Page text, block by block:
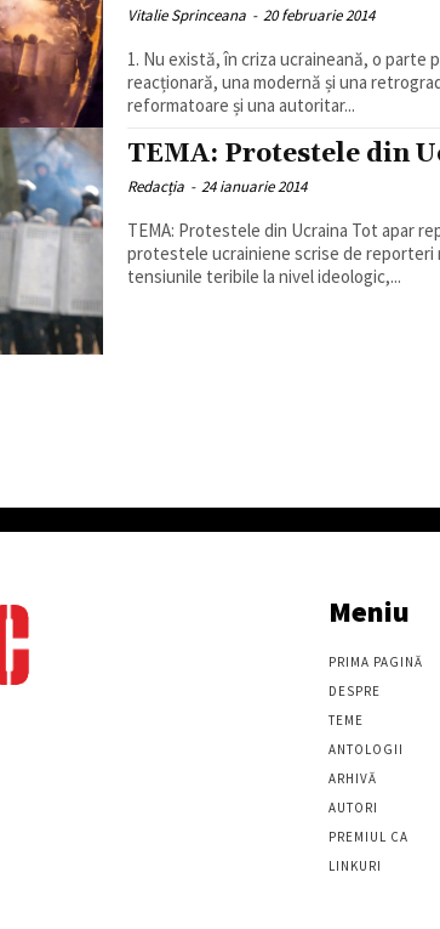
Vitalie Sprinceana - 20 februarie 2014
1. Nu există, în criza ucraineană, o parte
reacționară, una modernă și una
reformatoare și una autoritar...
TEMA: Protestele din
Redacția - 24 ianuarie 2014
TEMA: Protestele din Ucraina Tot apar reportaje din Kiev despre
protestele ucrainiene scrise de reporteri
tensiunile teribile la nivel ideologic,...
Meniu
PRIMA PAGINĂ
DESPRE
TEME
ANTOLOGII
ARHIVĂ
AUTORI
PREMIUL CA
LINKURI